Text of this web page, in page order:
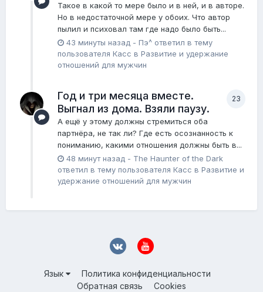
Такое в какой то мере было и в ней, и в авторе.
Но в недостаточной мере у обоих. Что автор
пылил и психовал там где надо было быть...
43 минуты назад - Пэ^ ответил в тему
пользователя Касс в Pазвитие и удержание
отношений для мужчин
23
Год и три месяца вместе.
Выгнал из дома. Взяли паузу.
А ещё у этому должны стремиться оба
партнёра, не так ли? Где есть осознанность к
пониманию, какими отношения должны быть в...
48 минут назад - The Haunter of the Dark
ответил в тему пользователя Касс в Pазвитие и
удержание отношений для мужчин
Язык
Политика конфиденциальности
Обратная связь
Cookies